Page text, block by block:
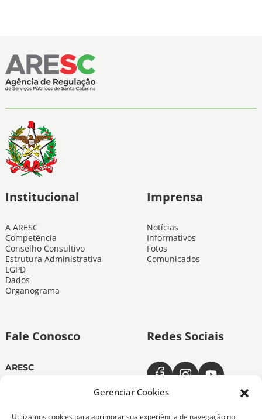
Gerenciar Cookies
Utilizamos cookies para aprimorar sua experiência de navegação no
Institucional
A ARESC
Competência
Conselho Consultivo
Estrutura Administrativa
LGPD
Dados
Organograma
Imprensa
Notícias
Informativos
Fotos
Comunicados
Fale Conosco
ARESC
ARESC Ouvidoria
Redes Sociais